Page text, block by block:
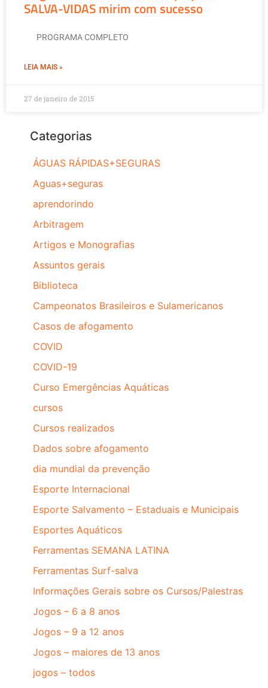
SALVA-VIDAS mirim com sucesso
PROGRAMA COMPLETO
LEIA MAIS »
27 de janeiro de 2015
Categorias
ÁGUAS RÁPIDAS+SEGURAS
Aguas+seguras
aprendorindo
Arbitragem
Artigos e Monografias
Assuntos gerais
Biblioteca
Campeonatos Brasileiros e Sulamericanos
Casos de afogamento
COVID
COVID-19
Curso Emergências Aquáticas
cursos
Cursos realizados
Dados sobre afogamento
dia mundial da prevenção
Esporte Internacional
Esporte Salvamento – Estaduais e Municipais
Esportes Aquáticos
Ferramentas SEMANA LATINA
Ferramentas Surf-salva
Informações Gerais sobre os Cursos/Palestras
Jogos – 6 a 8 anos
Jogos – 9 a 12 anos
Jogos – maiores de 13 anos
jogos – todos